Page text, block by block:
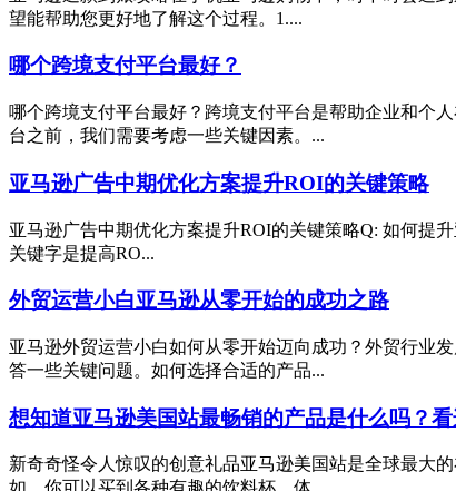
望能帮助您更好地了解这个过程。1....
哪个跨境支付平台最好？
哪个跨境支付平台最好？跨境支付平台是帮助企业和个
台之前，我们需要考虑一些关键因素。...
亚马逊广告中期优化方案提升ROI的关键策略
亚马逊广告中期优化方案提升ROI的关键策略Q: 如何提
关键字是提高RO...
外贸运营小白亚马逊从零开始的成功之路
亚马逊外贸运营小白如何从零开始迈向成功？外贸行业
答一些关键问题。如何选择合适的产品...
想知道亚马逊美国站最畅销的产品是什么吗？看
新奇奇怪令人惊叹的创意礼品亚马逊美国站是全球最大